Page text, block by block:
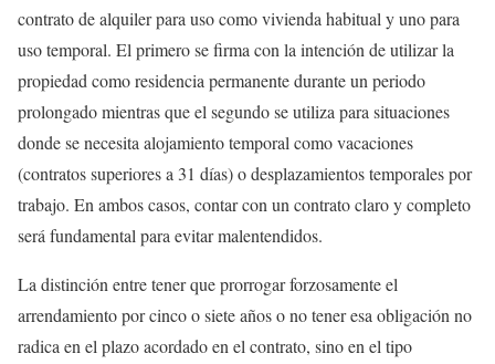
contrato de alquiler para uso como vivienda habitual y uno para
uso temporal. El primero se firma con la intención de utilizar la
propiedad como residencia permanente durante un periodo
prolongado mientras que el segundo se utiliza para situaciones
donde se necesita alojamiento temporal como vacaciones
(contratos superiores a 31 días) o desplazamientos temporales por
trabajo. En ambos casos, contar con un contrato claro y completo
será fundamental para evitar malentendidos.
La distinción entre tener que prorrogar forzosamente el
arrendamiento por cinco o siete años o no tener esa obligación no
radica en el plazo acordado en el contrato, sino en el tipo